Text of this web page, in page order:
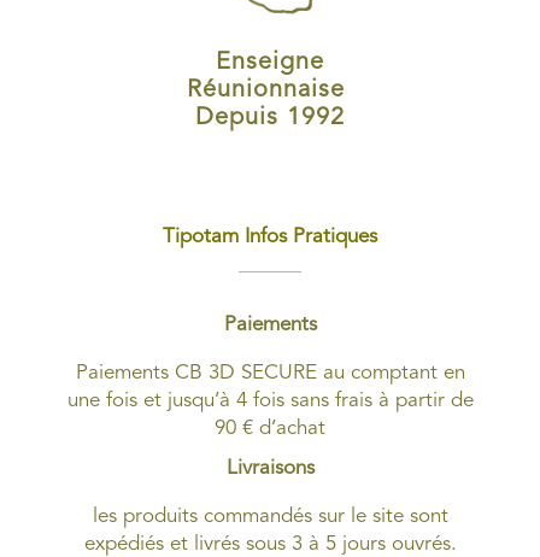
Enseigne
Réunionnaise
Depuis 1992
Tipotam Infos Pratiques
Paiements
Paiements CB 3D SECURE au comptant en
une fois et jusqu’à 4 fois sans frais à partir de
90 € d’achat
Livraisons
les produits commandés sur le site sont
expédiés et livrés sous 3 à 5 jours ouvrés.